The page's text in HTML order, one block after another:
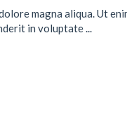
magna aliqua. Ut
in voluptate ...